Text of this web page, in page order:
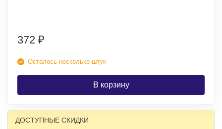
372 ₽
Осталось несколько штук
В корзину
ДОСТУПНЫЕ СКИДКИ